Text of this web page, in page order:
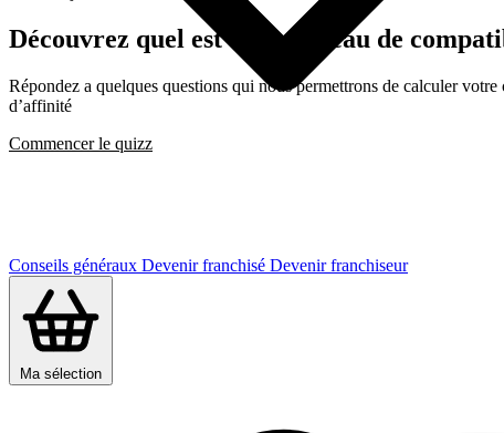
Conseils généraux Devenir franchisé Devenir franchiseur
Ma sélection
Découvrez quel est votre niveau de
Répondez a quelques questions qui nous permettrons de calculer
d’affinité
Commencer le quizz